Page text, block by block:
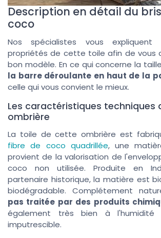
Description en détail du
coco
Nos spécialistes vous expliquent
propriétés de cette toile afin de vous
bon modèle. En ce qui concerne la
la barre déroulante en haut de la
celle qui vous convient le mieux.
Les caractéristiques techniques
ombrière
La toile de cette ombrière est
fibre de coco quadrillée, une
provient de la valorisation de
coco non utilisée. Produite en
partenaire historique, la matière est
biodégradable. Complétement
pas traitée par des produits
également très bien à l'humidité
imputrescible.